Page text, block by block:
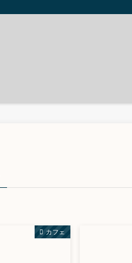
カフェ